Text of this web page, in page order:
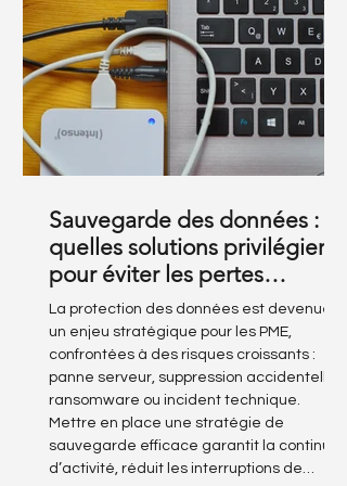
Sauvegarde des données :
quelles solutions privilégier
pour éviter les pertes
critiques ?
La protection des données est devenue
un enjeu stratégique pour les PME,
confrontées à des risques croissants :
panne serveur, suppression accidentelle,
ransomware ou incident technique.
Mettre en place une stratégie de
sauvegarde efficace garantit la continuité
d’activité, réduit les interruptions de